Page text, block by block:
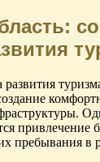
привлечение
пребывания в